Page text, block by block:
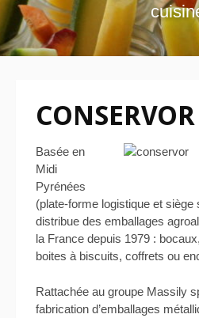
CONSERVOR
Basée en
Midi
Pyrénées
(plate-forme logistique et
distribue des emballages
la France depuis 1979 :
boites à biscuits, coffrets ou
Rattachée au groupe Massily
fabrication d’emballages